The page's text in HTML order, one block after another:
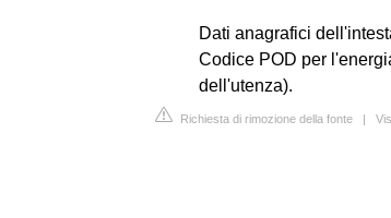
Dati anagrafici
Codice POD per
dell'utenza).
Richiesta di rimozione della fonte |